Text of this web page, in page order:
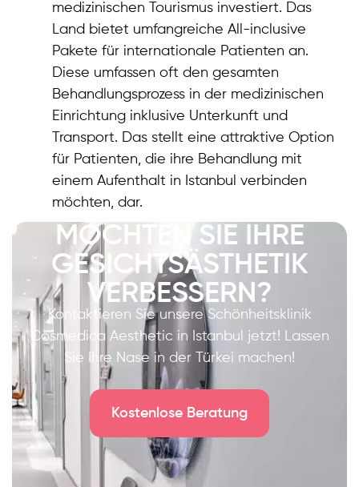
medizinischen Tourismus investiert. Das
Land bietet umfangreiche All-inclusive
Pakete für internationale Patienten an.
Diese umfassen oft den gesamten
Behandlungsprozess in der medizinischen
Einrichtung inklusive Unterkunft und
Transport. Das stellt eine attraktive Option
für Patienten, die ihre Behandlung mit
einem Aufenthalt in Istanbul verbinden
möchten, dar.
MÖCHTEN SIE IHRE
GESICHTSÄSTHETIK
VERBESSERN?
Kontaktieren Sie unsere Schönheitsklinik
Cosmedica Aesthetic in Istanbul jetzt! Lassen
Sie Ihre Nase in der Türkei machen!
Kostenlose Beratung